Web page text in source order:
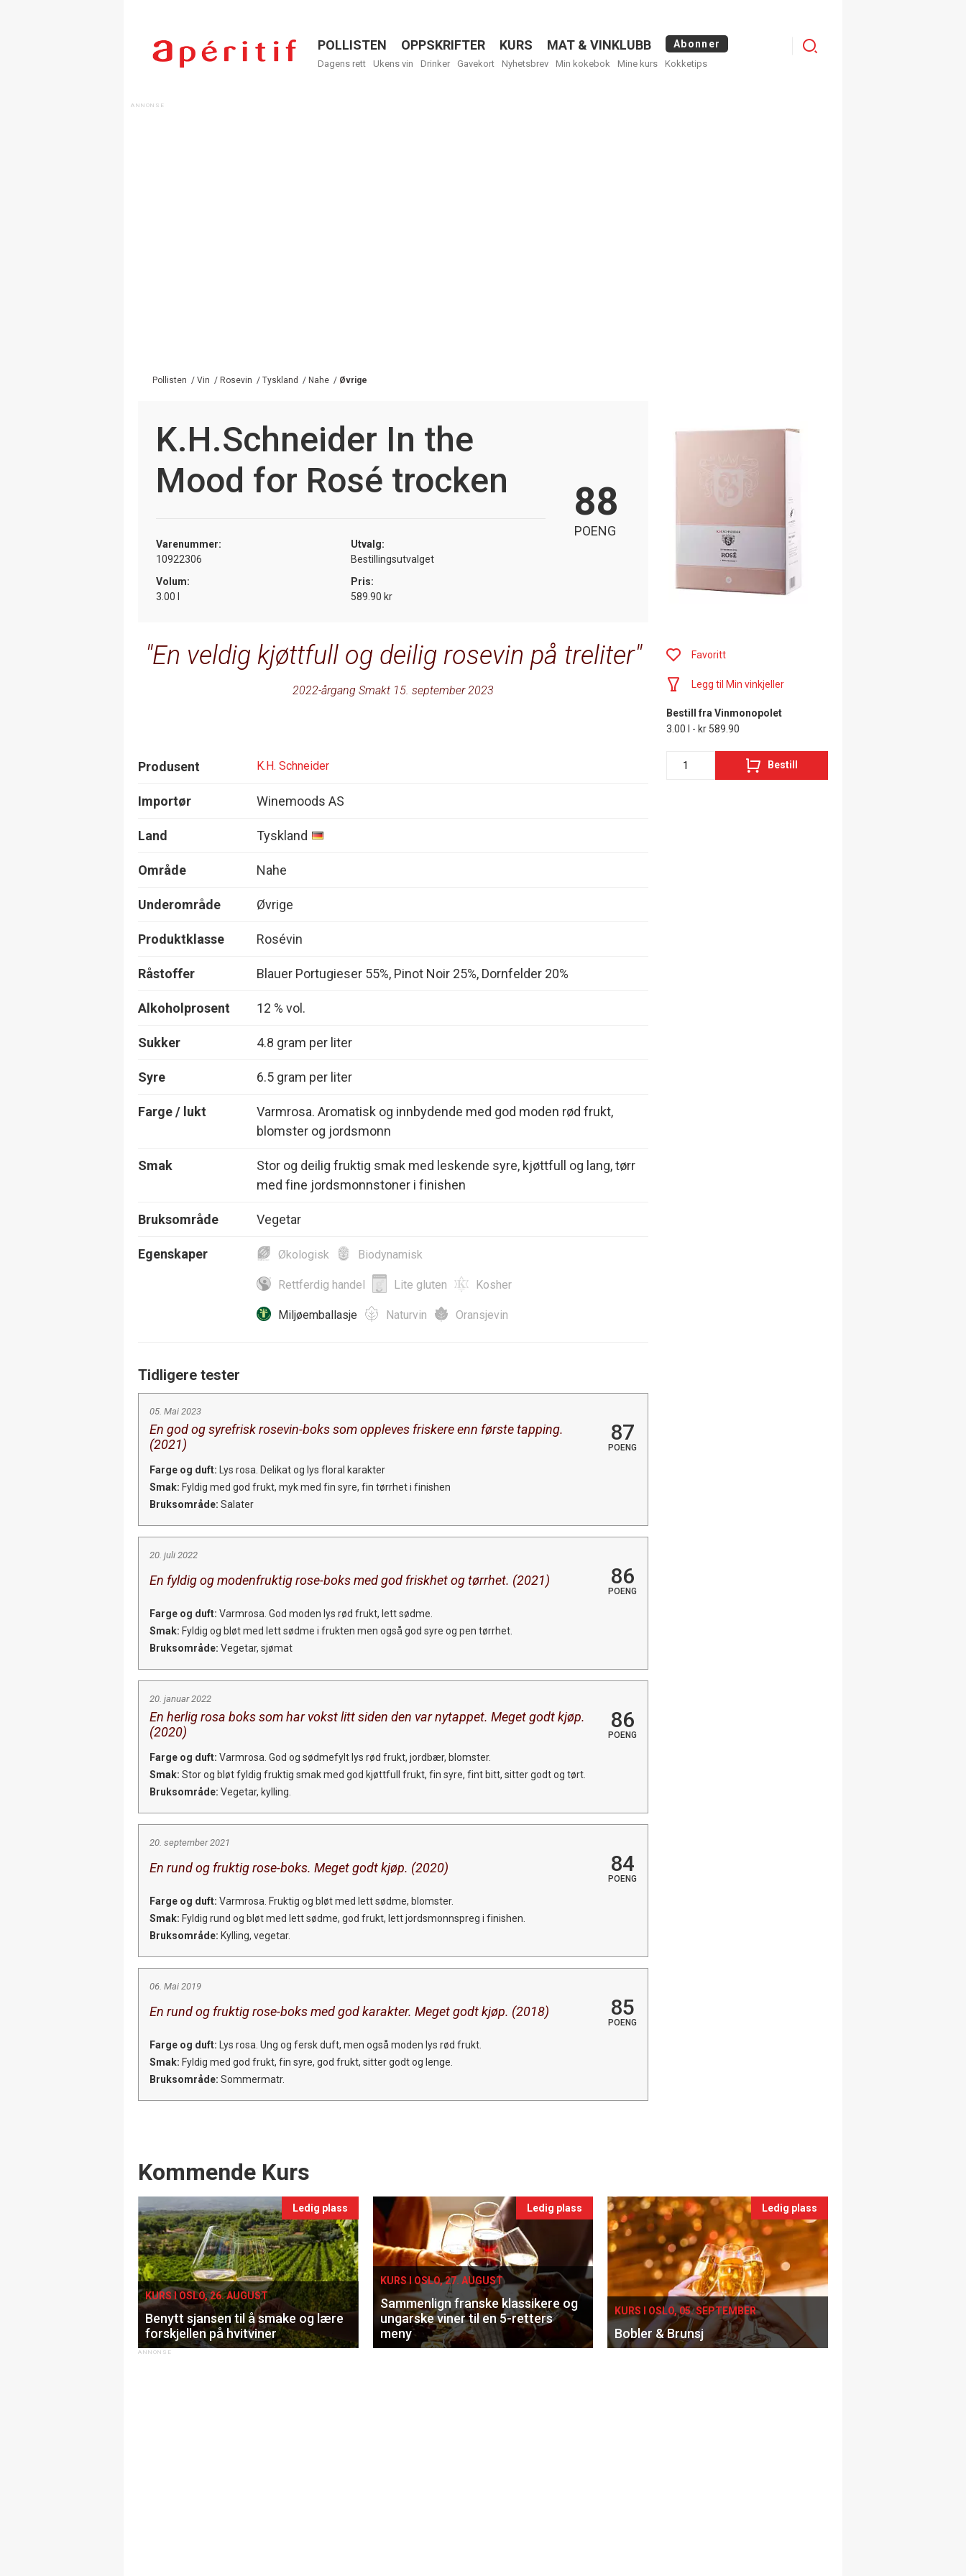
Menu
POLLISTEN OPPSKRIFTER KURS MAT & VINKLUBB Abonner
Dagens rett Ukens vin Drinker Gavekort Nyhetsbrev Min kokebok Mine kurs Kokketips
Menu
Pollisten / Vin / Rosevin / Tyskland / Nahe / Øvrige
K.H.Schneider In the
Mood for Rosé trocken
Varenummer:
10922306
Utvalg:
Bestillingsutvalget
Volum:
3.00 l
Pris:
589.90 kr
88
POENG
En veldig kjøttfull og deilig rosevin på treliter
2022-årgang Smakt 15. september 2023
Produsent K.H. Schneider
Importør Winemoods AS
Land Tyskland
Område Nahe
Underområde Øvrige
Produktklasse Rosévin
Råstoffer Blauer Portugieser 55%, Pinot Noir 25%, Dornfelder 20%
Alkoholprosent 12 % vol.
Sukker 4.8 gram per liter
Syre 6.5 gram per liter
Farge / lukt
Varmrosa. Aromatisk og innbydende med god moden rød frukt,
blomster og jordsmonn
Smak
Stor og deilig fruktig smak med leskende syre, kjøttfull og lang, tørr
med fine jordsmonnstoner i finishen
Bruksområde Vegetar
Egenskaper Økologisk Biodynamisk
Rettferdig handel Lite gluten Kosher
Miljøemballasje Naturvin Oransjevin
Tidligere tester
05. Mai 2023
En god og syrefrisk rosevin-boks som oppleves friskere enn første tapping.
(2021)
87
POENG
Farge og duft: Lys rosa. Delikat og lys floral karakter
Smak: Fyldig med god frukt, myk med fin syre, fin tørrhet i finishen
Bruksområde: Salater
20. juli 2022
En fyldig og modenfruktig rose-boks med god friskhet og tørrhet. (2021) 86
POENG
Farge og duft: Varmrosa. God moden lys rød frukt, lett sødme.
Smak: Fyldig og bløt med lett sødme i frukten men også god syre og pen tørrhet.
Bruksområde: Vegetar, sjømat
20. januar 2022
En herlig rosa boks som har vokst litt siden den var nytappet. Meget godt kjøp.
(2020)
86
POENG
Farge og duft: Varmrosa. God og sødmefylt lys rød frukt, jordbær, blomster.
Smak: Stor og bløt fyldig fruktig smak med god kjøttfull frukt, fin syre, fint bitt, sitter godt og tørt.
Bruksområde: Vegetar, kylling.
20. september 2021
En rund og fruktig rose-boks. Meget godt kjøp. (2020) 84
POENG
Farge og duft: Varmrosa. Fruktig og bløt med lett sødme, blomster.
Smak: Fyldig rund og bløt med lett sødme, god frukt, lett jordsmonnspreg i finishen.
Bruksområde: Kylling, vegetar.
06. Mai 2019
En rund og fruktig rose-boks med god karakter. Meget godt kjøp. (2018) 85
POENG
Farge og duft: Lys rosa. Ung og fersk duft, men også moden lys rød frukt.
Smak: Fyldig med god frukt, fin syre, god frukt, sitter godt og lenge.
Bruksområde: Sommermatr.
Favoritt
Legg til Min vinkjeller
Bestill fra Vinmonopolet
3.00 l - kr 589.90
Bestill
Events
Kommende Kurs
Ledig plass
KURS I OSLO, 26. AUGUST
Benytt sjansen til å smake og lære
forskjellen på hvitviner
Ledig plass
KURS I OSLO, 27. AUGUST
Sammenlign franske klassikere og
ungarske viner til en 5-retters
meny
Ledig plass
KURS I OSLO, 05. SEPTEMBER
Bobler & Brunsj